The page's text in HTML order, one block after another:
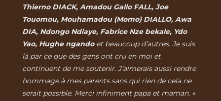
Thierno DIACK, Amadou Gallo FALL, Joe
Touomou, Mouhamadou (Momo) DIALLO, Awa
DIA, Ndongo Ndiaye, Fabrice Nze bekale, Ydo
Yao, Hughe ngandoet beaucoup d’autres. Je suis
là par ce que des gens ont cru en moi et
continuent de me soutenir. J’aimerais aussi rendre
hommage à mes parents sans qui rien de cela ne
serait possible. Merci infiniment papa et maman. »